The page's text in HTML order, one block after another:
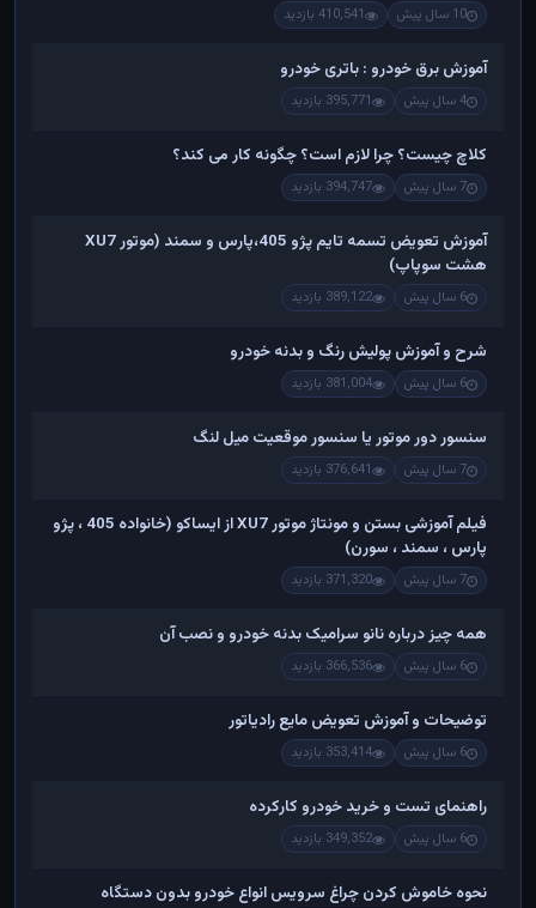
10 سال پیش 410,541 بازدید
آموزش برق خودرو : باتری خودرو
4 سال پیش 395,771 بازدید
کلاچ چیست؟ چرا لازم است؟ چگونه کار می کند؟
7 سال پیش 394,747 بازدید
آموزش تعویض تسمه تایم پژو 405،پارس و سمند (موتور XU7
هشت سوپاپ)
6 سال پیش 389,122 بازدید
شرح و آموزش پولیش رنگ و بدنه خودرو
6 سال پیش 381,004 بازدید
سنسور دور موتور یا سنسور موقعیت میل لنگ
7 سال پیش 376,641 بازدید
فیلم آموزشی بستن و مونتاژ موتور XU7 از ایساکو (خانواده 405 ، پژو
پارس ، سمند ، سورن)
7 سال پیش 371,320 بازدید
همه چیز درباره نانو سرامیک بدنه خودرو و نصب آن
6 سال پیش 366,536 بازدید
توضیحات و آموزش تعویض مایع رادیاتور
6 سال پیش 353,414 بازدید
راهنمای تست و خريد خودرو کارکرده
6 سال پیش 349,352 بازدید
نحوه خاموش کردن چراغ سرویس انواع خودرو بدون دستگاه